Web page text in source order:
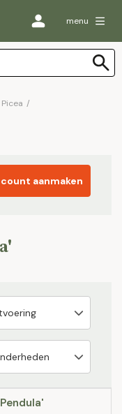
menu
Picea /
aanmaken